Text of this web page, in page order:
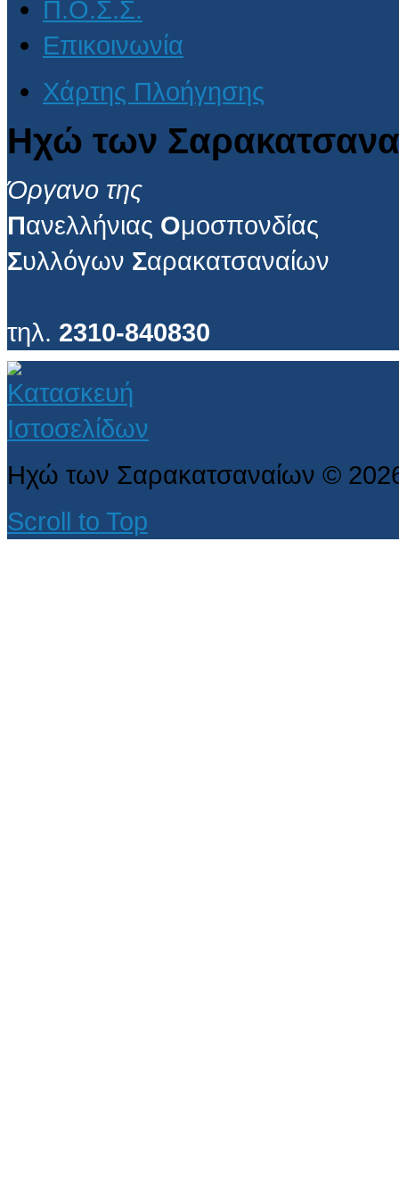
Π.Ο.Σ.Σ.
Επικοινωνία
Χάρτης Πλοήγησης
Ηχώ των
Όργανο της
Πανελλήνιας Ομοσπονδίας
Συλλόγων Σαρακατσαναίων
τηλ. 2310-840830
Ηχώ των Σαρακατσαναίων ©
Scroll to Top